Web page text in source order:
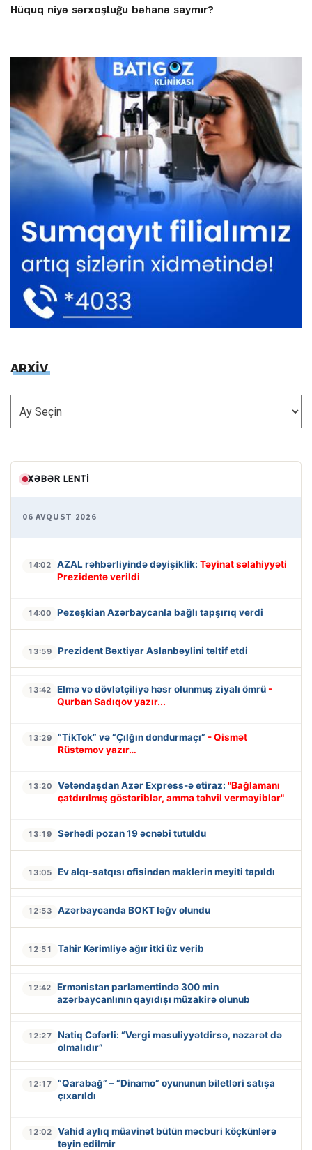
Hüquq niyə sərxoşluğu bəhanə saymır?
ARXİV
ARXİV
XƏBƏR LENTI
06 AVQUST 2026
14:02 AZAL rəhbərliyində dəyişiklik: Təyinat səlahiyyəti
Prezidentə verildi
14:00 Pezeşkian Azərbaycanla bağlı tapşırıq verdi
13:59 Prezident Bəxtiyar Aslanbəylini təltif etdi
13:42 Elmə və dövlətçiliyə həsr olunmuş ziyalı ömrü -
Qurban Sadıqov yazır...
13:29 “TikTok” və “Çılğın dondurmaçı” - Qismət
Rüstəmov yazır…
13:20 Vətəndaşdan Azər Express-ə etiraz: "Bağlamanı
çatdırılmış göstəriblər, amma təhvil verməyiblər"
13:19 Sərhədi pozan 19 əcnəbi tutuldu
13:05 Ev alqı-satqısı ofisindən maklerin meyiti tapıldı
12:53 Azərbaycanda BOKT ləğv olundu
12:51 Tahir Kərimliyə ağır itki üz verib
12:42
Ermənistan parlamentində 300 min
azərbaycanlının qayıdışı müzakirə olunub
12:27
Natiq Cəfərli: “Vergi məsuliyyətdirsə, nəzarət də
olmalıdır”
12:17
“Qarabağ” – “Dinamo” oyununun biletləri satışa
çıxarıldı
12:02
Vahid aylıq müavinət bütün məcburi köçkünlərə
təyin edilmir